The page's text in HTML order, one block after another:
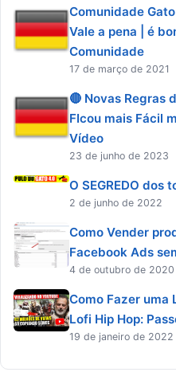
Comunidade
Vale a pena | é
Comunidade
17 de março de 2021
🔴 Novas Regras
FIcou mais Fácil
Vídeo
23 de junho de 2023
O SEGREDO dos
2 de junho de 2022
Como Vender
Facebook Ads
4 de outubro de 2020
Como Fazer uma
Lofi Hip Hop:
19 de janeiro de 2022